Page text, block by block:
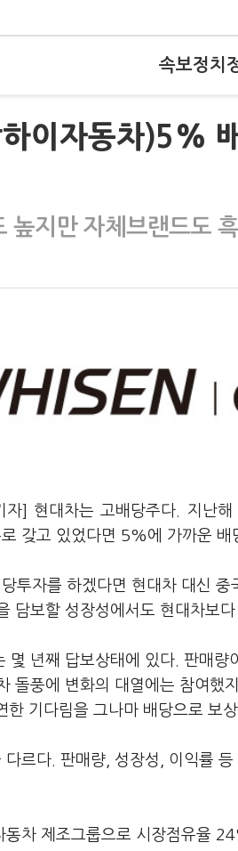
속보정치
이자동차)5%
높지만 자체브랜드도
자] 현대차는 고배당주다. 지난
갖고 있었다면 5%에 가까운 배
투자를 하겠다면 현대차 대신
담보할 성장성에서도 현대차보
몇 년째 답보상태에 있다. 판매량
돌풍에 변화의 대열에는 참여했
한 기다림을 그나마 배당으로 보
르다. 판매량, 성장성, 이익률
동차 제조그룹으로 시장점유율